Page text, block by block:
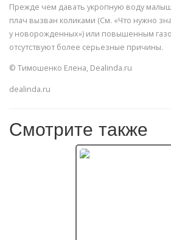
Прежде чем давать укропную воду
плач вызван коликами (См. «Что нужно
у новорожденных») или повышенным
отсутствуют более серьезные причины.
© Тимошенко Елена, Dealinda.ru
dealinda.ru
Смотрите также